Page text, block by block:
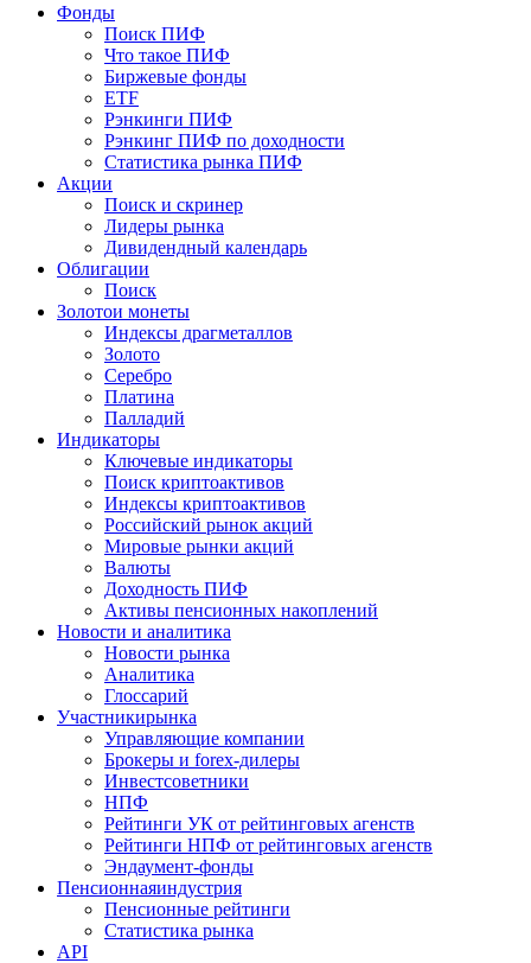
Фонды
Поиск ПИФ
Что такое ПИФ
Биржевые фонды
ETF
Рэнкинги ПИФ
Рэнкинг ПИФ по доходности
Статистика рынка ПИФ
Акции
Поиск и скринер
Лидеры рынка
Дивидендный календарь
Облигации
Поиск
Золотои монеты
Индексы драгметаллов
Золото
Серебро
Платина
Палладий
Индикаторы
Ключевые индикаторы
Поиск криптоактивов
Индексы криптоактивов
Российский рынок акций
Мировые рынки акций
Валюты
Доходность ПИФ
Активы пенсионных накоплений
Новости и аналитика
Новости рынка
Аналитика
Глоссарий
Участникирынка
Управляющие компании
Брокеры и forex-дилеры
Инвестсоветники
НПФ
Рейтинги УК от рейтинговых агенств
Рейтинги НПФ от рейтинговых агенств
Эндаумент-фонды
Пенсионнаяиндустрия
Пенсионные рейтинги
Статистика рынка
API